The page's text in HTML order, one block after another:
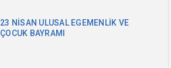
23 NİSAN ULUSAL EGEMENLİK VE
ÇOCUK BAYRAMI